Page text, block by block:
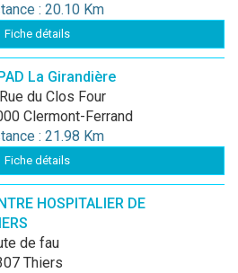
: 20.10 Km
Fiche détails
La Girandière
Rue du Clos Four
Clermont-Ferrand
: 21.98 Km
Fiche détails
HOSPITALIER DE
de fau
Thiers